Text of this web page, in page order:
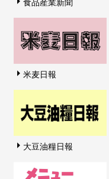
米麦日報
大豆油糧日報